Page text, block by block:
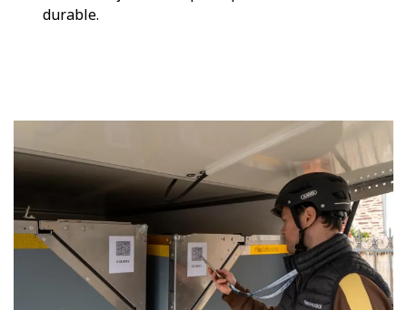
durable.